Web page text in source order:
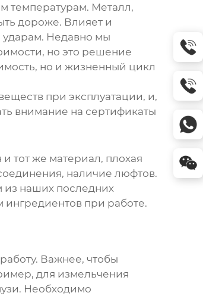
температурам. Металл,
дороже. Влияет и
ударам. Недавно мы
но это решение
но и жизненный цикл
при эксплуатации, и,
внимание на сертификаты
тот же материал, плохая
наличие люфтов.
из наших последних
при работе.
Важнее, чтобы
для измельчения
Необходимо